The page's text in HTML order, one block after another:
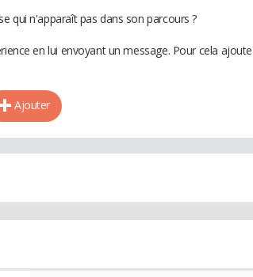
qui n'apparaît pas dans son parcours ?
en lui envoyant un message. Pour cela
Ajouter